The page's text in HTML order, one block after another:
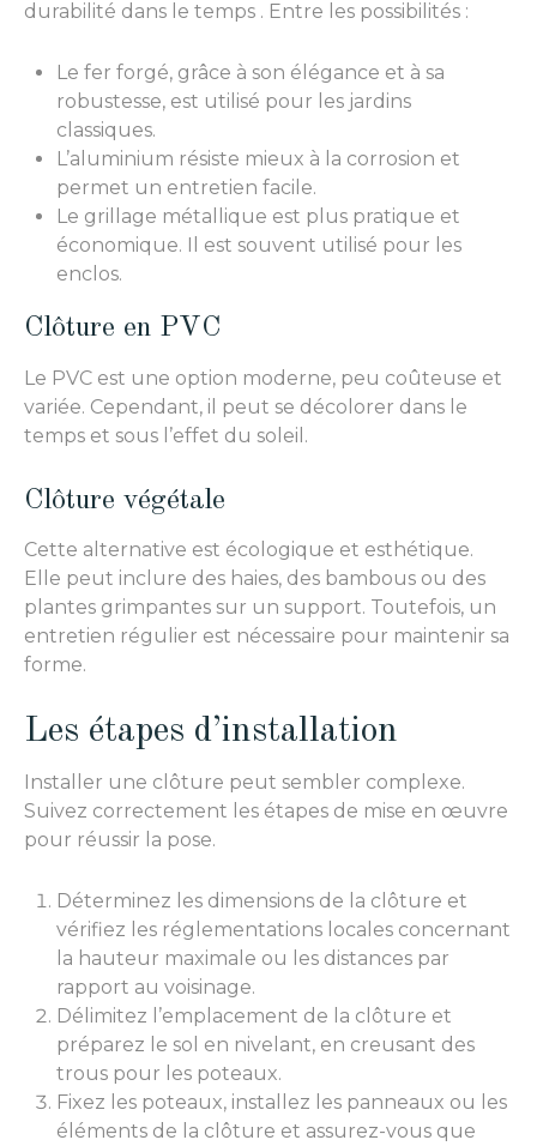
durabilité dans le temps . Entre les possibilités :
Le fer forgé, grâce à son élégance et à sa
robustesse, est utilisé pour les jardins
classiques.
L’aluminium résiste mieux à la corrosion et
permet un entretien facile.
Le grillage métallique est plus pratique et
économique. Il est souvent utilisé pour les
enclos.
Clôture en PVC
Le PVC est une option moderne, peu coûteuse et
variée. Cependant, il peut se décolorer dans le
temps et sous l’effet du soleil.
Clôture végétale
Cette alternative est écologique et esthétique.
Elle peut inclure des haies, des bambous ou des
plantes grimpantes sur un support. Toutefois, un
entretien régulier est nécessaire pour maintenir sa
forme.
Les étapes d’installation
Installer une clôture peut sembler complexe.
Suivez correctement les étapes de mise en œuvre
pour réussir la pose.
Déterminez les dimensions de la clôture et
vérifiez les réglementations locales concernant
la hauteur maximale ou les distances par
rapport au voisinage.
Délimitez l’emplacement de la clôture et
préparez le sol en nivelant, en creusant des
trous pour les poteaux.
Fixez les poteaux, installez les panneaux ou les
éléments de la clôture et assurez-vous que